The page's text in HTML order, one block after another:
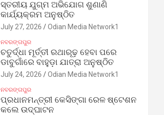
ସ୍ତରୀୟ ଯୁଗ୍ମ ଅଭିଯୋଗ ଶୁଣାଣି
କାର୍ଯ୍ୟକ୍ରମ ଅନୁଷ୍ଠିତ
July 27, 2026 Odian Media Network1
ନବରଙ୍ଗପୁର
ଚତୁର୍ଦ୍ଧା ମୂର୍ତ୍ତୀ ରଥାରୂଢ଼ ହେବା ପରେ
ଡାବୁଗାଁରେ ବାହୁଡ଼ା ଯାତ୍ରା ଅନୁଷ୍ଠିତ
July 24, 2026 Odian Media Network1
ନବରଙ୍ଗପୁର
ପ୍ରଧାନମନ୍ତ୍ରୀ କେସିଙ୍ଗା ରେଳ ଷ୍ଟେଶନ
କଲେ ଉଦ୍‌ଘାଟନ